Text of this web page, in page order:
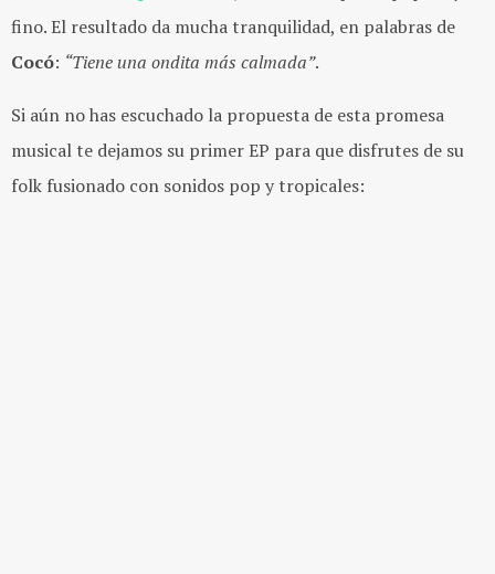
fino. El resultado da mucha tranquilidad, en palabras de
Cocó: “Tiene una ondita más calmada”.
Si aún no has escuchado la propuesta de esta promesa
musical te dejamos su primer EP para que disfrutes de su
folk fusionado con sonidos pop y tropicales: